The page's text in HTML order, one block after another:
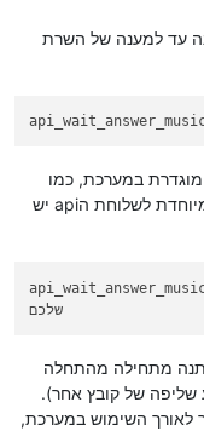
עד למענה של השרת
במערכת, כמו
ניתוב וכו, אם רוצים להגדיר מוזיקה בהמתנה מיוחדת לשלוחת הapi יש
שלכם
מתחילה מהתחלה
של קובץ אחר).
לאורך השימוש במערכת,